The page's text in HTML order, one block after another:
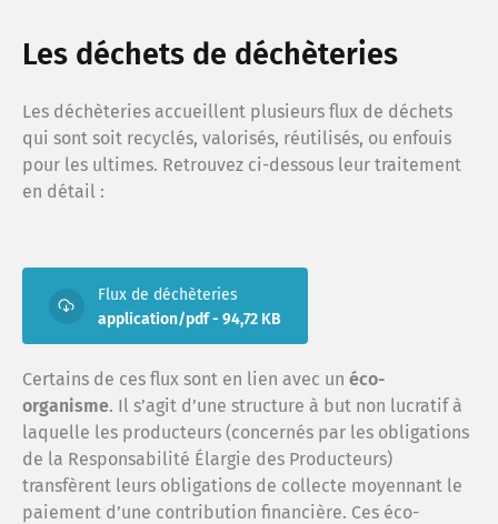
Les déchets de déchèteries
Les déchèteries accueillent plusieurs flux de déchets
qui sont soit recyclés, valorisés, réutilisés, ou enfouis
pour les ultimes. Retrouvez ci-dessous leur traitement
en détail :
Flux de déchèteries
application/pdf - 94,72 KB
Certains de ces flux sont en lien avec un éco-
organisme. Il s’agit d’une structure à but non lucratif à
laquelle les producteurs (concernés par les obligations
de la Responsabilité Élargie des Producteurs)
transfèrent leurs obligations de collecte moyennant le
paiement d’une contribution financière. Ces éco-